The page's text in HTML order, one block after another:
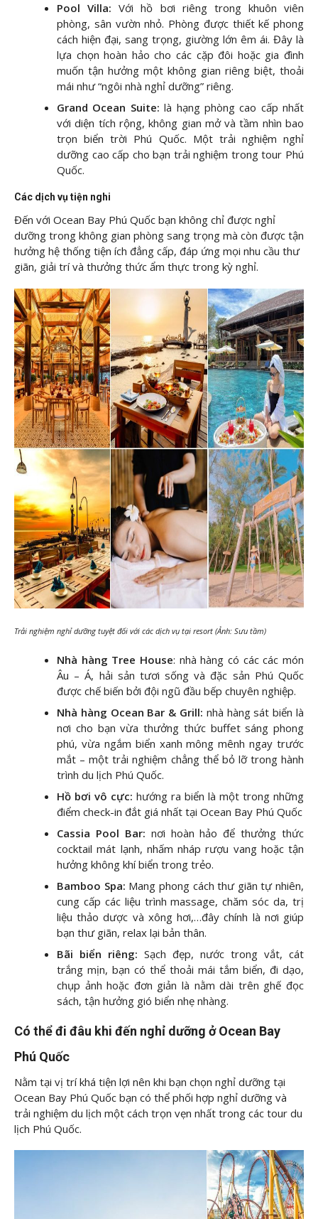
Pool Villa: Với hồ bơi riêng trong khuôn viên
phòng, sân vườn nhỏ. Phòng được thiết kế phong
cách hiện đại, sang trọng, giường lớn êm ái. Đây là
lựa chọn hoàn hảo cho các cặp đôi hoặc gia đình
muốn tận hưởng một không gian riêng biệt, thoải
mái như “ngôi nhà nghỉ dưỡng” riêng.
Grand Ocean Suite: là hạng phòng cao cấp nhất
với diện tích rộng, không gian mở và tầm nhìn bao
trọn biển trời Phú Quốc. Một trải nghiệm nghỉ
dưỡng cao cấp cho bạn trải nghiệm trong tour Phú
Quốc.
Các dịch vụ tiện nghi
Đến với Ocean Bay Phú Quốc bạn không chỉ được nghỉ
dưỡng trong không gian phòng sang trọng mà còn được tận
hưởng hệ thống tiện ích đẳng cấp, đáp ứng mọi nhu cầu thư
giãn, giải trí và thưởng thức ẩm thực trong kỳ nghỉ.
Trải nghiệm nghỉ dưỡng tuyệt đối với các dịch vụ tại resort (Ảnh: Sưu tầm)
Nhà hàng Tree House: nhà hàng có các các món
Âu – Á, hải sản tươi sống và đặc sản Phú Quốc
được chế biến bởi đội ngũ đầu bếp chuyên nghiệp.
Nhà hàng Ocean Bar & Grill: nhà hàng sát biển là
nơi cho bạn vừa thưởng thức buffet sáng phong
phú, vừa ngắm biển xanh mông mênh ngay trước
mắt – một trải nghiệm chẳng thể bỏ lỡ trong hành
trình du lịch Phú Quốc.
Hồ bơi vô cực: hướng ra biển là một trong những
điểm check-in đắt giá nhất tại Ocean Bay Phú Quốc
Cassia Pool Bar: nơi hoàn hảo để thưởng thức
cocktail mát lạnh, nhấm nháp rượu vang hoặc tận
hưởng không khí biển trong trẻo.
Bamboo Spa: Mang phong cách thư giãn tự nhiên,
cung cấp các liệu trình massage, chăm sóc da, trị
liệu thảo dược và xông hơi,…đây chính là nơi giúp
bạn thư giãn, relax lại bản thân.
Bãi biển riêng: Sạch đẹp, nước trong vắt, cát
trắng mịn, bạn có thể thoải mái tắm biển, đi dạo,
chụp ảnh hoặc đơn giản là nằm dài trên ghế đọc
sách, tận hưởng gió biển nhẹ nhàng.
Có thể đi đâu khi đến nghỉ dưỡng ở Ocean Bay
Phú Quốc
Nằm tại vị trí khá tiện lợi nên khi bạn chọn nghỉ dưỡng tại
Ocean Bay Phú Quốc bạn có thể phối hợp nghỉ dưỡng và
trải nghiệm du lịch một cách trọn vẹn nhất trong các tour du
lịch Phú Quốc.